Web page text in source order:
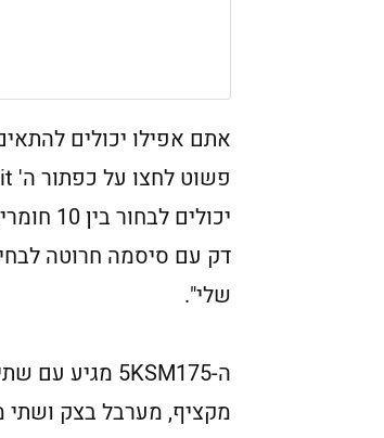
אתם אפילו יכולים
דק עם סיסמה חרוטה
שלי".
מקציף, מערבל בצק ושתי